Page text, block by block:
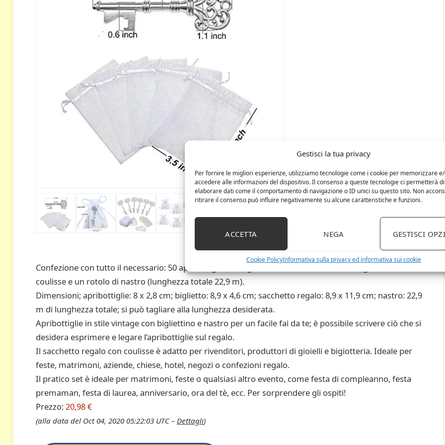
Gestisci la tua privacy
Per fornire le migliori esperienze, utilizziamo tecnologie come i cookie per memorizzare
accedere alle informazioni del dispositivo. Il consenso a queste tecnologie ci permetterà di
elaborare dati come il comportamento di navigazione o ID unici su questo sito. Non
ritirare il consenso può influire negativamente su alcune caratteristiche e funzioni.
ACCETTA NEGA GESTISCI
Cookie PolicyInformativa sulla privacy ed informativa sui cookie
Confezione con tutto il necessario: 50 apribottiglie, 50 bigliettini bianchi, 50 sacchetti regalo con
coulisse e un rotolo di nastro (lunghezza totale 22,9 m).
Dimensioni; apribottiglie: 8 x 2,8 cm; biglietto: 8,9 x 4,6 cm; sacchetto regalo: 8,9 x 11,9 cm; nastro: 22,9
m di lunghezza totale; si può tagliare alla lunghezza desiderata.
Apribottiglie in stile vintage con bigliettino e nastro per un facile fai da te; è possibile scrivere ciò che si
desidera esprimere e legare l’apribottiglie sul regalo.
Il sacchetto regalo con coulisse è adatto per rivenditori, produttori di gioielli e bigiotteria. Ideale per
feste, matrimoni, aziende, chiese, hotel, negozi o confezioni regalo.
Il pratico set è ideale per matrimoni, feste o qualsiasi altro evento, come festa di compleanno, festa
premaman, festa di laurea, anniversario, ora del tè, ecc. Per sorprendere gli ospiti!
Prezzo:20,98 €
(alla data del Oct 04, 2020 05:22:03 UTC – Dettagli)